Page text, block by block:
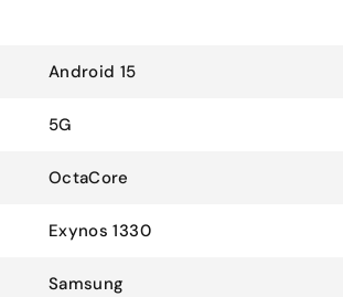
Android 15
5G
OctaCore
Exynos 1330
Samsung